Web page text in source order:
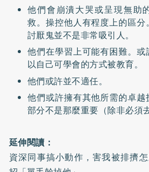
他們會崩潰大哭或呈現無助
救。操控他人有程度上的區
討厭鬼並不是非常吸引人。
他們在學習上可能有困難。
以自己可學會的方式被教育。
他們或許並不適任。
他們或許擁有其他所需的卓
部分不是那麼重要（除非必須
延伸閱讀：
資深同事搞小動作，害我被排擠